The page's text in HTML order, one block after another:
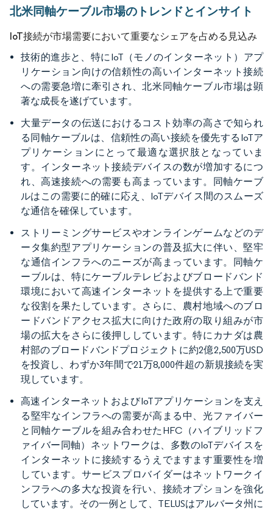
北米同軸ケーブル市場のトレンドとインサイト
IoT接続が市場需要において重要なシェアを占める見込み
技術的進歩と、特にIoT（モノのインターネット）アプ
リケーション向けの信頼性の高いインターネット接続
への需要急増に牽引され、北米同軸ケーブル市場は顕
著な成長を遂げています。
大量データの伝送におけるコスト効率の高さで知られ
る同軸ケーブルは、信頼性の高い接続を優先するIoTア
プリケーションにとって最適な選択肢となっていま
す。インターネット接続デバイスの数が増加するにつ
れ、高速接続への需要も高まっています。同軸ケーブ
ルはこの需要に的確に応え、IoTデバイス間のスムーズ
な通信を確保しています。
ストリーミングサービスやオンラインゲームなどのデ
ータ集約型アプリケーションの普及拡大に伴い、堅牢
な通信インフラへのニーズが高まっています。同軸ケ
ーブルは、特にケーブルテレビおよびブロードバンド
環境において高速インターネットを提供する上で重要
な役割を果たしています。さらに、農村地域へのブロ
ードバンドアクセス拡大に向けた政府の取り組みが市
場の拡大をさらに後押ししています。特にカナダは農
村部のブロードバンドプロジェクトに約2億2,500万USD
を投資し、わずか3年間で21万8,000件超の新規接続を実
現しています。
高速インターネットおよびIoTアプリケーションを支え
る堅牢なインフラへの需要が高まる中、光ファイバー
と同軸ケーブルを組み合わせたHFC（ハイブリッドフ
ァイバー同軸）ネットワークは、多数のIoTデバイスを
インターネットに接続するうえでますます重要性を増
しています。サービスプロバイダーはネットワークイ
ンフラへの多大な投資を行い、接続オプションを強化
しています。その一例として、TELUSはアルバータ州に